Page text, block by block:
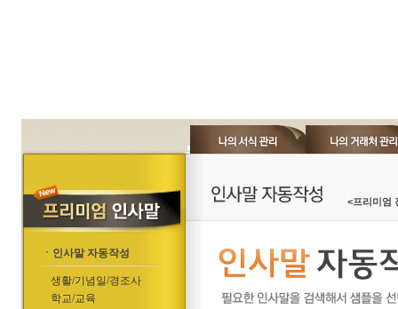
ㆍ인사말 자동작성
생활/기념일/경조사
학교/교육
<프리미엄